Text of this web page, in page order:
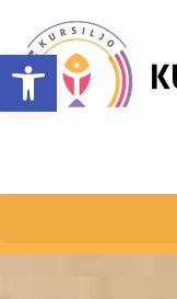
Open toolbar